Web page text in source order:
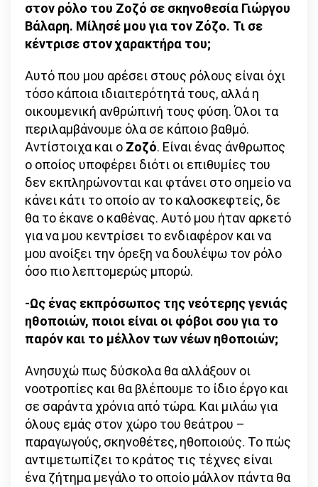
στον ρόλο του Ζοζό σε σκηνοθεσία Γιώργου
Βάλαρη. Μίλησέ μου για τον Ζόζο. Τι σε
κέντρισε στον χαρακτήρα του;
Αυτό που μου αρέσει στους ρόλους είναι όχι
τόσο κάποια ιδιαιτερότητά τους, αλλά η
οικουμενική ανθρώπινή τους φύση. Όλοι τα
περιλαμβάνουμε όλα σε κάποιο βαθμό.
Αντίστοιχα και ο Ζοζό. Είναι ένας άνθρωπος
ο οποίος υποφέρει διότι οι επιθυμίες του
δεν εκπληρώνονται και φτάνει στο σημείο να
κάνει κάτι το οποίο αν το καλοσκεφτείς, δε
θα το έκανε ο καθένας. Αυτό μου ήταν αρκετό
για να μου κεντρίσει το ενδιαφέρον και να
μου ανοίξει την όρεξη να δουλέψω τον ρόλο
όσο πιο λεπτομερώς μπορώ.
-Ως ένας εκπρόσωπος της νεότερης γενιάς
ηθοποιών, ποιοι είναι οι φόβοι σου για το
παρόν και το μέλλον των νέων ηθοποιών;
Ανησυχώ πως δύσκολα θα αλλάξουν οι
νοοτροπίες και θα βλέπουμε το ίδιο έργο και
σε σαράντα χρόνια από τώρα. Και μιλάω για
όλους εμάς στον χώρο του θεάτρου –
παραγωγούς, σκηνοθέτες, ηθοποιούς. Το πώς
αντιμετωπίζει το κράτος τις τέχνες είναι
ένα ζήτημα μεγάλο το οποίο μάλλον πάντα θα